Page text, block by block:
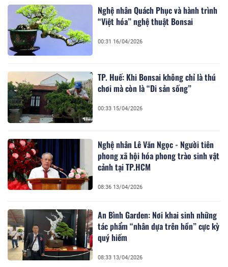
Nghệ nhân Quách Phục và hành trình
“Việt hóa” nghệ thuật Bonsai
00:31 16/04/2026
TP. Huế: Khi Bonsai không chỉ là thú
chơi mà còn là “Di sản sống”
00:33 15/04/2026
Nghệ nhân Lê Văn Ngọc - Người tiên
phong xã hội hóa phong trào sinh vật
cảnh tại TP.HCM
08:36 13/04/2026
An Bình Garden: Nơi khai sinh những
tác phẩm “nhân dựa trên hồn” cực kỳ
quý hiếm
08:33 13/04/2026